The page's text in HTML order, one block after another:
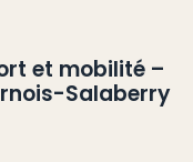
et mobilité –
Salaberry